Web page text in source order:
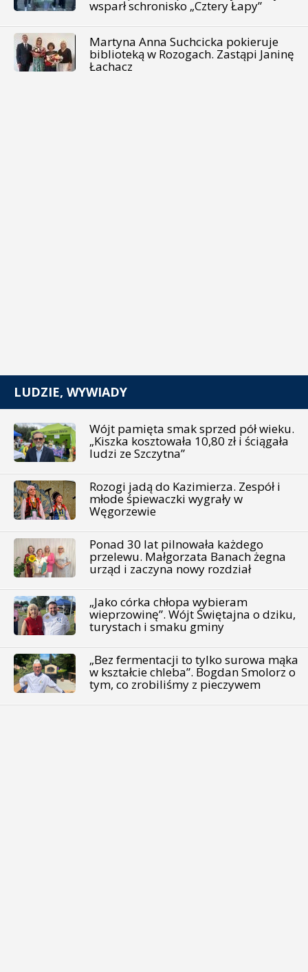
wsparł schronisko „Cztery Łapy”
Martyna Anna Suchcicka pokieruje
biblioteką w Rozogach. Zastąpi Janinę
Łachacz
LUDZIE, WYWIADY
Wójt pamięta smak sprzed pół wieku.
„Kiszka kosztowała 10,80 zł i ściągała
ludzi ze Szczytna”
Rozogi jadą do Kazimierza. Zespół i
młode śpiewaczki wygrały w
Węgorzewie
Ponad 30 lat pilnowała każdego
przelewu. Małgorzata Banach żegna
urząd i zaczyna nowy rozdział
„Jako córka chłopa wybieram
wieprzowinę”. Wójt Świętajna o dziku,
turystach i smaku gminy
„Bez fermentacji to tylko surowa mąka
w kształcie chleba”. Bogdan Smolorz o
tym, co zrobiliśmy z pieczywem